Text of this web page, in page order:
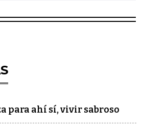
para ahí sí, vivir sabroso